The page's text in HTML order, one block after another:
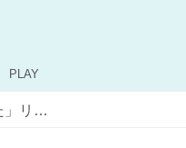
PLAY
「完全に無意識だった」リッキー・ファウラー、新ルールの犠牲者に